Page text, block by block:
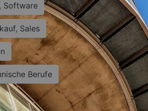
Software
Sales
Berufe